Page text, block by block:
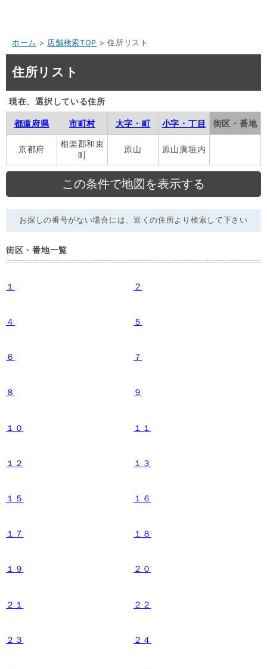
ホーム > 店舗検索TOP > 住所リスト
住所リスト
現在、選択している住所
都道府県 市町村 大字・町 小字・丁目 街区・番地
京都府
相楽郡和束
町
原山 原山廣垣内
お探しの番号がない場合には、近くの住所より検索して下さい
街区・番地一覧
１ ２
４ ５
６ ７
８ ９
１０ １１
１２ １３
１５ １６
１７ １８
１９ ２０
２１ ２２
２３ ２４